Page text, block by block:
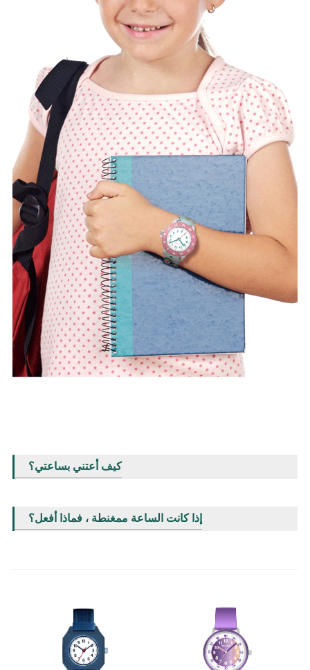
كيف أعتني بساعتي؟
إذا كانت الساعة ممغنطة ، فماذا أفعل؟